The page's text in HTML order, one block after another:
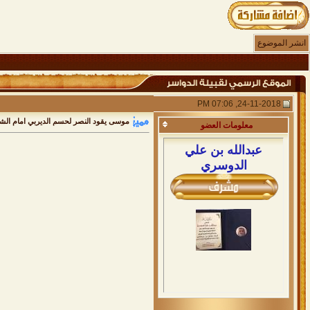
انشر الموضوع
معلومات العضو
عبدالله بن علي
الدوسري
موسى يقود النصر لحسم الديربي امام